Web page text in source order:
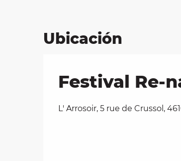
Ubicación
Festival Re-
L' Arrosoir, 5 rue de Crussol,